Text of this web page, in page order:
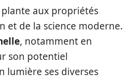
aux propriétés
et de la science moderne.
, notamment en
son potentiel
lumière ses diverses